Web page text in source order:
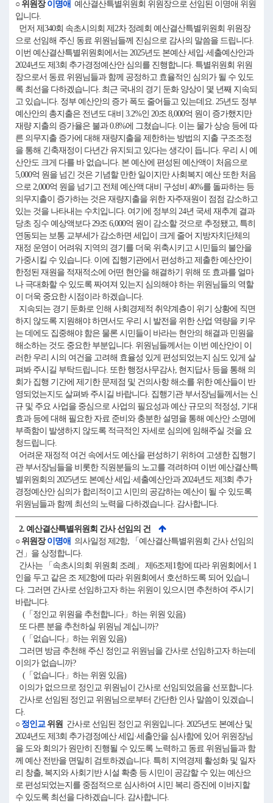
○ 위원장이명애 예산결산특별위원회 위원장으로 선임된 이명애 위원
입니다.
먼저 제340회 속초시의회 제2차 정례회 예산결산특별위원회 위원장
으로 선임해 주신 동료 위원님들께 진심으로 감사의 말씀을 드립니다.
이번 예산결산특별위원회에서는 2025년도 본예산 세입·세출예산안과
2024년도 제3회 추가경정예산안 심의를 진행합니다. 특별위원회 위원
장으로서 동료 위원님들과 함께 공정하고 효율적인 심의가 될 수 있도
록 최선을 다하겠습니다. 최근 국내의 경기 둔화 양상이 몇 년째 지속되
고 있습니다. 정부 예산안의 증가 폭도 줄어들고 있는데요. 25년도 정부
예산안의 총지출은 전년도 대비 3.2%인 20조 8,000억 원이 증가했지만
재량 지출의 증가율은 불과 0.8%에 그쳤습니다. 이는 물가 상승 등에 따
른 의무지출 증가에 대해 재량지출을 제한하는 방법의 지출 구조조정
을 통해 긴축재정이 다년간 유지되고 있다는 생각이 듭니다. 우리 시 예
산안도 크게 다를 바 없습니다. 본 예산에 편성된 예산액이 처음으로
5,000억 원을 넘긴 것은 기념할 만한 일이지만 사회복지 예산 또한 처음
으로 2,000억 원을 넘기고 전체 예산액 대비 구성비 40%를 돌파하는 등
의무지출이 증가하는 것은 재량지출을 위한 자주재원이 점점 감소하고
있는 것을 나타내는 수치입니다. 여기에 정부의 24년 국세 재추계 결과
당초 징수 예상액보다 29조 6,000억 원이 감소할 것으로 추정됐고, 특히
연동되는 보통 교부세가 감소하면 세입이 크게 줄어 지방자치단체의
재정 운영이 어려워 지역의 경기를 더욱 위축시키고 시민들의 불안을
가중시킬 수 있습니다. 이에 집행기관에서 편성하고 제출한 예산안이
한정된 재원을 적재적소에 어떤 현안을 해결하기 위해 또 효과를 얼마
나 극대화할 수 있도록 짜여져 있는지 심의해야 하는 위원님들의 역할
이 더욱 중요한 시점이라 하겠습니다.
지속되는 경기 둔화로 인해 사회경제적 취약계층이 위기 상황에 직면
하지 않도록 지원해야 하면서도 우리 시 발전을 위한 산업 역량을 키우
는 데에도 집중해야 함은 물론 시민들이 바라는 현안의 해결과 민원을
해소하는 것도 중요한 부분입니다. 위원님들께서는 이번 예산안이 이
러한 우리 시의 여건을 고려해 효율성 있게 편성되었는지 심도 있게 살
펴봐 주시길 부탁드립니다. 또한 행정사무감사, 현지답사 등을 통해 의
회가 집행 기간에 제기한 문제점 및 건의사항 해소를 위한 예산들이 반
영되었는지도 살펴봐 주시길 바랍니다. 집행기관 부서장님들께서는 신
규 및 주요 사업을 중심으로 사업의 필요성과 예산 규모의 적정성, 기대
효과 등에 대해 필요한 자료 준비와 충분한 설명을 통해 예산안 소명에
부족함이 발생하지 않도록 적극적인 자세로 심의에 임해주실 것을 요
청드립니다.
어려운 재정적 여건 속에서도 예산을 편성하기 위하여 고생한 집행기
관 부서장님들을 비롯한 직원분들의 노고를 격려하며 이번 예산결산특
별위원회의 2025년도 본예산 세입·세출예산안과 2024년도 제3회 추가
경정예산안 심의가 합리적이고 시민의 공감하는 예산이 될 수 있도록
위원님들과 함께 최선의 노력을 다하겠습니다. 감사합니다.
2. 예산결산특별위원회 간사 선임의 건
○ 위원장이명애 의사일정 제2항, 「예산결산특별위원회 간사 선임의
건」을 상정합니다.
간사는 「속초시의회 위원회 조례」 제6조제1항에 따라 위원회에서 1
인을 두고 같은 조 제2항에 따라 위원회에서 호선하도록 되어 있습니
다. 그러면 간사로 선임하고자 하는 위원이 있으시면 추천하여 주시기
바랍니다.
(「정인교 위원을 추천합니다」하는 위원 있음)
또 다른 분을 추천하실 위원님 계십니까?
(「없습니다」하는 위원 있음)
그러면 방금 추천해 주신 정인교 위원님을 간사로 선임하고자 하는데
이의가 없습니까?
(「없습니다」하는 위원 있음)
이의가 없으므로 정인교 위원님이 간사로 선임되었음을 선포합니다.
간사로 선임된 정인교 위원님으로부터 간단한 인사 말씀이 있겠습니
다.
○ 정인교위원 간사로 선임된 정인교 위원입니다. 2025년도 본예산 및
2024년도 제3회 추가경정예산 세입·세출안을 심사함에 있어 위원장님
을 도와 회의가 원만히 진행될 수 있도록 노력하고 동료 위원님들과 함
께 예산 전반을 면밀히 검토하겠습니다. 특히 지역경제 활성화 및 일자
리 창출, 복지와 사회기반 시설 확충 등 시민이 공감할 수 있는 예산으
로 편성되었는지를 중점적으로 심사하여 시민 복리 증진에 이바지할
수 있도록 최선을 다하겠습니다. 감사합니다.